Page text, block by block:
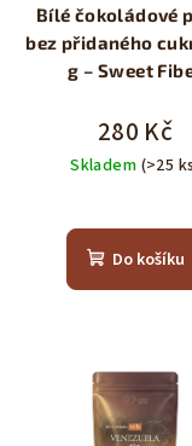
Bílé čokoládové
bez přidaného
g – Sweet
280 Kč
Skladem (>25
Do košíku